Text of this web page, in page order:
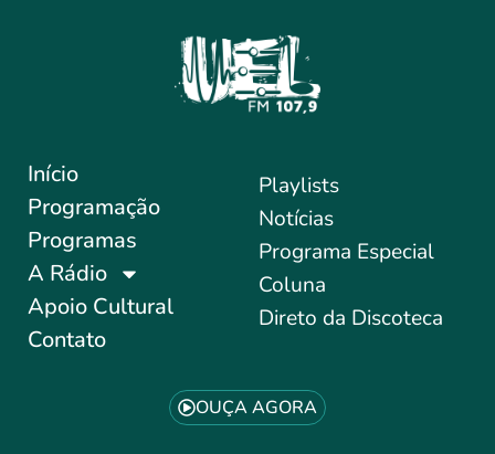
Início
Programação
Programas
A Rádio
Apoio Cultural
Contato
Playlists
Notícias
Programa Especial
Coluna
Direto da Discoteca
OUÇA AGORA